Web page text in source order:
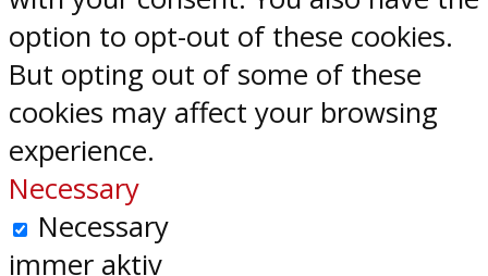
option to opt-out of these cookies.
But opting out of some of these
cookies may affect your browsing
experience.
Necessary
Necessary
immer aktiv